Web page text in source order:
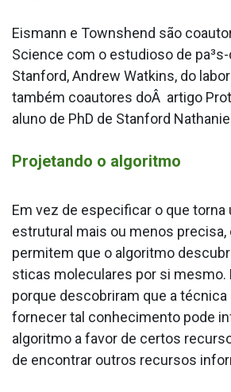
Eismann e Townshend são
Science com o estudioso de
Stanford, Andrew Watkins, do
também coautores doÂ artigo
aluno de PhD de Stanford
Projetando o algoritmo
Em vez de especificar o que torna
estrutural mais ou menos
permitem que o algoritmo
sticas moleculares por si mesmo.
porque descobriram que a
fornecer tal conhecimento pode
algoritmo a favor de certos
de encontrar outros recursos